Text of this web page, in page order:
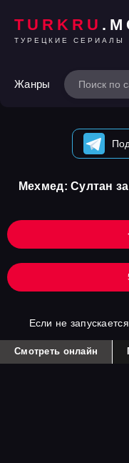
TURKRU
ТУРЕЦКИЕ СЕРИАЛЫ
Жанры
Мехмед: Султан
Если не
Смотреть онлайн